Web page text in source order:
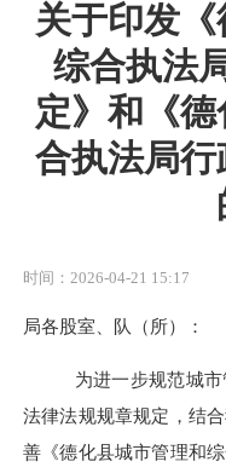
关于印发
综合执法
定》和《
合执法局行
时间：2026-04-21 15:17
局各股室、队（所）：
为进一步规范城
法律法规规章规定，结
善《德化县城市管理和